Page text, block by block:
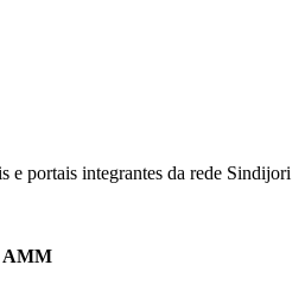
e portais integrantes da rede Sindijori
AMM